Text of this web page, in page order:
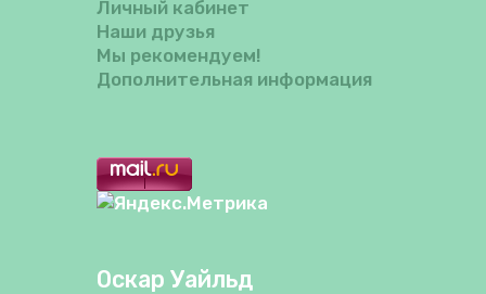
Личный кабинет
Наши друзья
Мы рекомендуем!
Дополнительная информация
Оскар Уайльд